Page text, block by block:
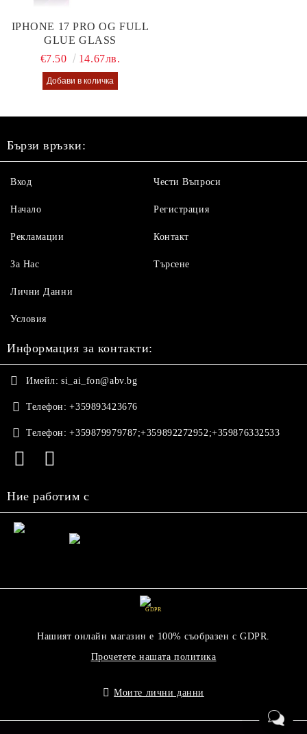
IPHONE 17 PRO OG FULL
GLUE GLASS
€7.50
14.67лв.
Бързи връзки:
Вход
Начало
Рекламации
За Нас
Чести Въпроси
Регистрация
Контакт
Търсене
Лични Данни
Условия
Информация за контакти:
Имейл: si_ai_fon@abv.bg
Телефон: +359893423676
Телефон: +359879979787;+359892272952;+359876332533
Ние работим с
GDPR
Нашият онлайн магазин е 100% съобразен с GDPR.
Прочетете нашата политика
Моите лични данни